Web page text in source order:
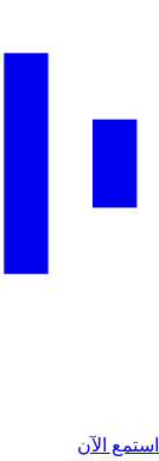
استمع الآن